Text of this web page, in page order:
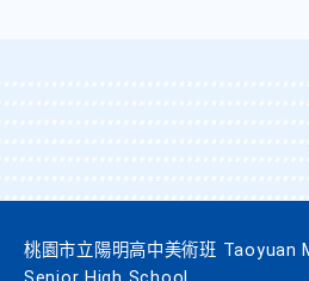
桃園市立陽明高中美術班 Taoyuan